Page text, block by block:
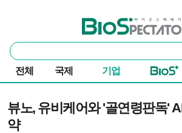
바이오스펙테이터
통
합
검
색
전체 국제 기업
뷰노, 유비케어와 '골연령판독'
약